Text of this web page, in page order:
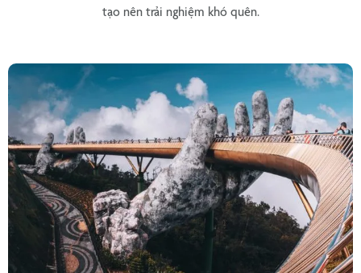
tạo nên trải nghiệm khó quên.